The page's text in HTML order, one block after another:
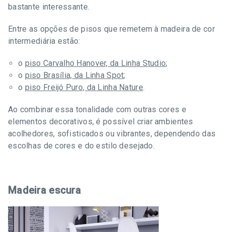
bastante interessante.
Entre as opções de pisos que remetem à madeira de cor
intermediária estão:
o piso Carvalho Hanover, da Linha Studio;
o piso Brasília, da Linha Spot;
o piso Freijó Puro, da Linha Nature.
Ao combinar essa tonalidade com outras cores e
elementos decorativos, é possível criar ambientes
acolhedores, sofisticados ou vibrantes, dependendo das
escolhas de cores e do estilo desejado.
Madeira escura